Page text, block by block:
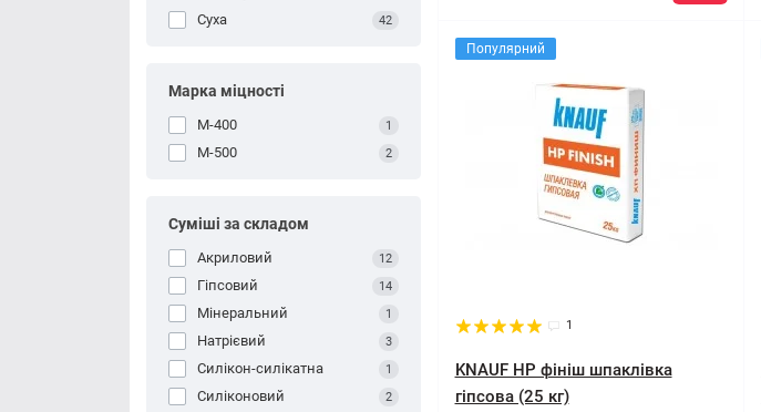
Суха 42
Марка міцності
М-400 1
М-500 2
Суміші за складом
Акриловий 12
Гіпсовий 14
Мінеральний 1
Натрієвий 3
Силікон-силікатна 1
Силіконовий 2
Популярний
1
KNAUF HP фініш шпаклівка
гіпсова (25 кг)